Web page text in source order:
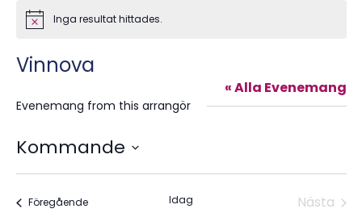
Notis Inga resultat hittades.
Vinnova
« Alla Evenemang
Evenemang from this arrangör
Kommande
FöregåendeEvenemang Idag
Nästa